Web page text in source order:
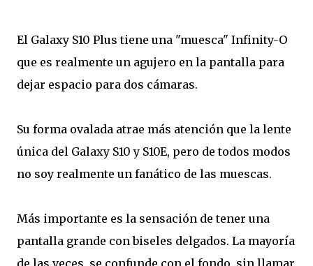
El Galaxy S10 Plus tiene una "muesca" Infinity-O
que es realmente un agujero en la pantalla para
dejar espacio para dos cámaras.
Su forma ovalada atrae más atención que la lente
única del Galaxy S10 y S10E, pero de todos modos
no soy realmente un fanático de las muescas.
Más importante es la sensación de tener una
pantalla grande con biseles delgados. La mayoría